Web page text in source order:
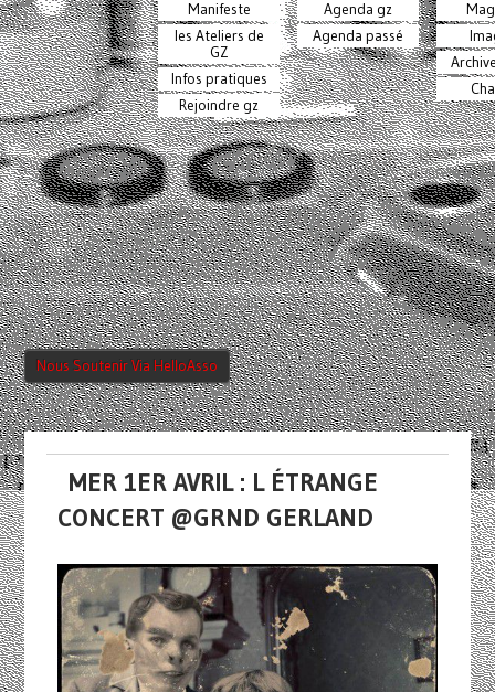
Manifeste
les Ateliers de
GZ
Infos pratiques
Rejoindre gz
Agenda gz
Agenda passé
Nous Soutenir Via HelloAsso
MER 1ER AVRIL : L ÉTRANGE
CONCERT @GRND GERLAND